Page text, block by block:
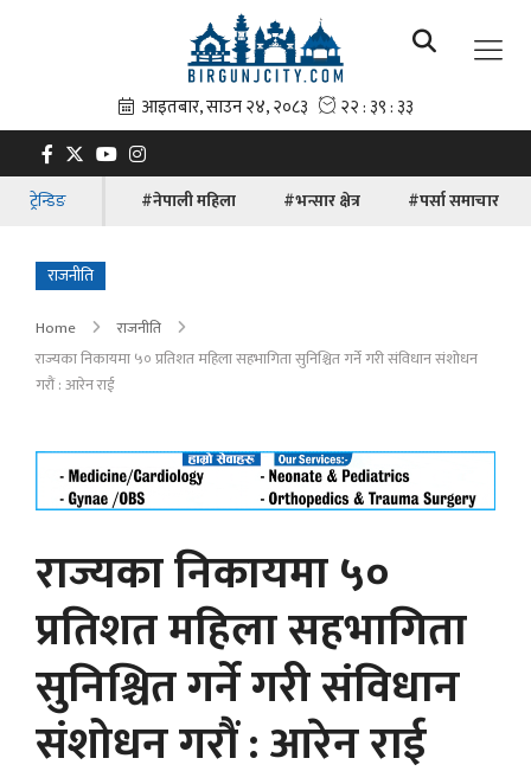
ट्रेन्डिङ #नेपाली महिला #भन्सार क्षेत्र #पर्सा समाचार
राजनीति
Home
राजनीति
राज्यका निकायमा ५० प्रतिशत महिला सहभागिता सुनिश्चित गर्ने गरी संविधान संशोधन
गरौं : आरेन राई
राज्यका निकायमा ५०
प्रतिशत महिला सहभागिता
सुनिश्चित गर्ने गरी संविधान
संशोधन गरौं : आरेन राई